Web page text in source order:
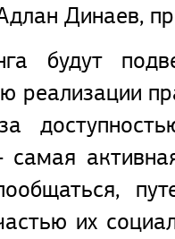
Динаев,
будут
реализации
самая
их